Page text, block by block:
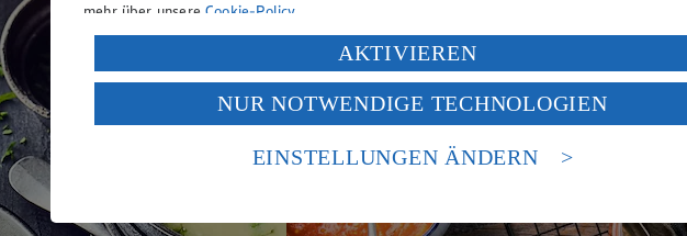
mehr über unsereCookie-Policy.
Verarbeitung deiner personenbezogenen Daten in den USA durch Facebook und YouTube:
Wenn du auf „Aktivieren“ klickst, willigst du im Sinne des Art. 49 Abs. 1 Satz 1 lit. a)
ein, dass deine Daten in den USA verarbeitet werden. Der EuGH sieht die USA als Land mit
einem nach europäischen Standards nicht angemessenen Datenschutzniveau an. Es
Risiko eines Zugriffs durch US-amerikanische Behörden.
AKTIVIEREN
NUR NOTWENDIGE TECHNOLOGIEN
EINSTELLUNGEN ÄNDERN